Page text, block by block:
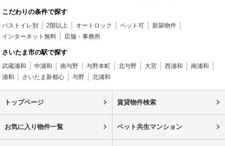
こだわりの条件で探す
バストイレ別 2階以上 オートロック ペット可
新築物件
インターネット無料
店舗・事務所
さいたま市の駅で探す
武蔵浦和 中浦和 南与野 与野本町 北与野 大宮 西浦和
南浦和
浦和
さいたま新都心 与野 北浦和
トップページ 賃貸物件検索
お気に入り物件一覧 ペット共生マンション